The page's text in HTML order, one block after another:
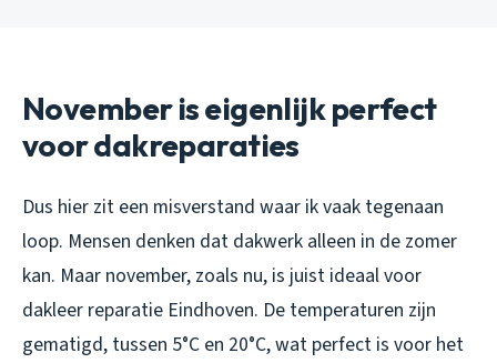
November is eigenlijk perfect
voor dakreparaties
Dus hier zit een misverstand waar ik vaak tegenaan
loop. Mensen denken dat dakwerk alleen in de zomer
kan. Maar november, zoals nu, is juist ideaal voor
dakleer reparatie Eindhoven. De temperaturen zijn
gematigd, tussen 5°C en 20°C, wat perfect is voor het